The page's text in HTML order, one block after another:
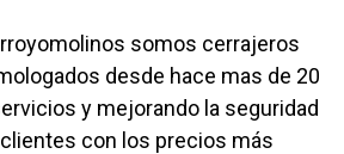
somos cerrajeros
desde hace mas de 20
y mejorando la seguridad
con los precios más